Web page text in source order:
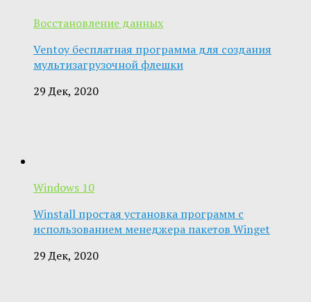
Восстановление данных
Ventoy бесплатная программа для создания
мультизагрузочной флешки
29 Дек, 2020
Windows 10
Winstall простая установка программ с
использованием менеджера пакетов Winget
29 Дек, 2020